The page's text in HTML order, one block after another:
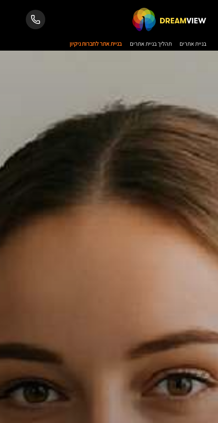
בניית אתרים תהליך בניית אתרים בניית אתר לחברות ניקיון